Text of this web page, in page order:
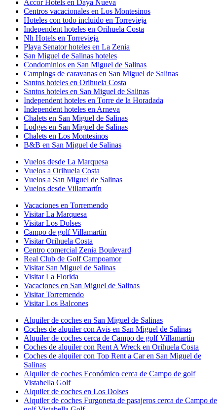
Accor Hotels en Daya Nueva
Centros vacacionales en Los Montesinos
Hoteles con todo incluido en Torrevieja
Independent hoteles en Orihuela Costa
Nh Hotels en Torrevieja
Playa Senator hoteles en La Zenia
San Miguel de Salinas hoteles
Condominios en San Miguel de Salinas
Campings de caravanas en San Miguel de Salinas
Santos hoteles en Orihuela Costa
Santos hoteles en San Miguel de Salinas
Independent hoteles en Torre de la Horadada
Independent hoteles en Arneva
Chalets en San Miguel de Salinas
Lodges en San Miguel de Salinas
Chalets en Los Montesinos
B&B en San Miguel de Salinas
Vuelos desde La Marquesa
Vuelos a Orihuela Costa
Vuelos a San Miguel de Salinas
Vuelos desde Villamartín
Vacaciones en Torremendo
Visitar La Marquesa
Visitar Los Dolses
Campo de golf Villamartín
Visitar Orihuela Costa
Centro comercial Zenia Boulevard
Real Club de Golf Campoamor
Visitar San Miguel de Salinas
Visitar La Florida
Vacaciones en San Miguel de Salinas
Visitar Torremendo
Visitar Los Balcones
Alquiler de coches en San Miguel de Salinas
Coches de alquiler con Avis en San Miguel de Salinas
Alquiler de coches cerca de Campo de golf Villamartín
Coches de alquiler con Rent A Wreck en Orihuela Costa
Coches de alquiler con Top Rent a Car en San Miguel de
Salinas
Alquiler de coches Económico cerca de Campo de golf
Vistabella Golf
Alquiler de coches en Los Dolses
Alquiler de coches Furgoneta de pasajeros cerca de Campo de